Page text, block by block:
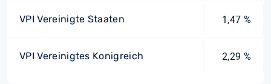
VPI Vereinigte Staaten 1,47 %
VPI Vereinigtes Konigreich 2,29 %